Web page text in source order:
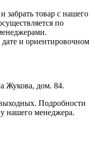
забрать товар с нашего
по
и ориентировочном
Жукова, дом. 84.
Подробности
нашего менеджера.